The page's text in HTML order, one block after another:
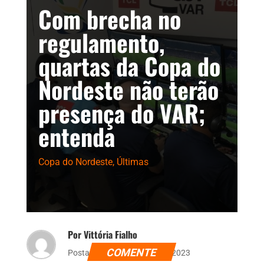
Com brecha no
regulamento,
quartas da Copa do
Nordeste não terão
presença do VAR;
entenda
Copa do Nordeste, Últimas
Por Vittória Fialho
Postado dia 23 de março de 2023
COMENTE